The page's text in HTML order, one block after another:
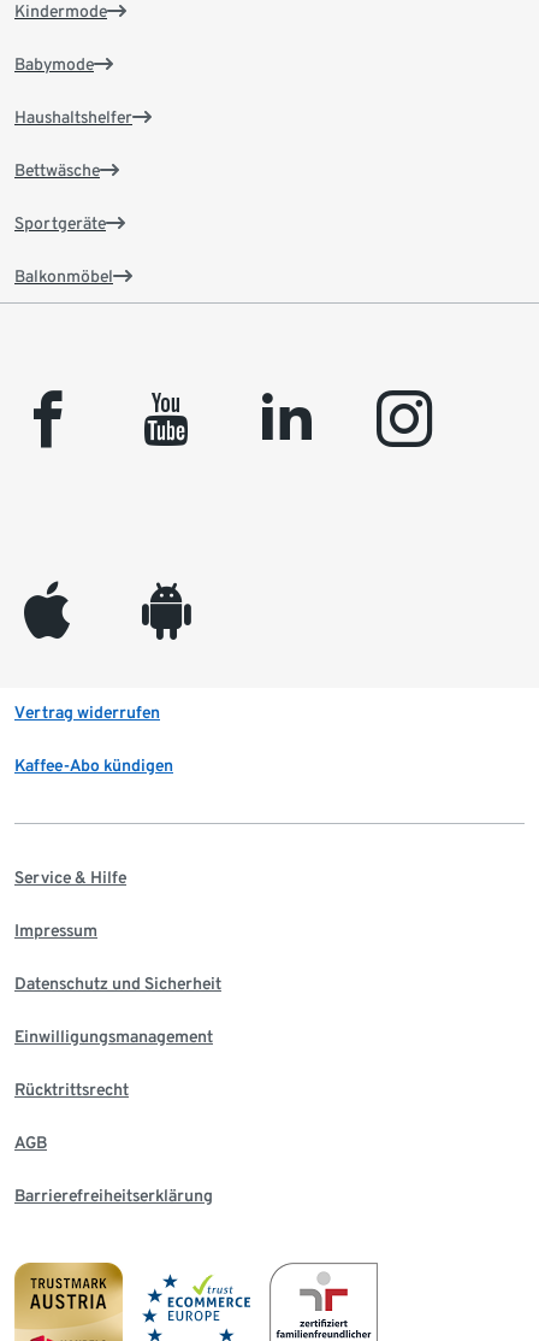
Kindermode
Babymode
Haushaltshelfer
Bettwäsche
Sportgeräte
Balkonmöbel
facebook youtube linkedin instagram
appleinc android
Vertrag widerrufen
Kaffee-Abo kündigen
Service & Hilfe
Impressum
Datenschutz und Sicherheit
Einwilligungsmanagement
Rücktrittsrecht
AGB
Barrierefreiheitserklärung